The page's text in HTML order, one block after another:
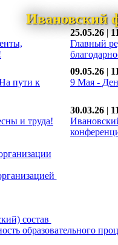
Ивановский
25.05.26 |
Главный
пути к
09.05.26 |
9 Мая -
и труда!
30.03.26 |
состав
образовательного